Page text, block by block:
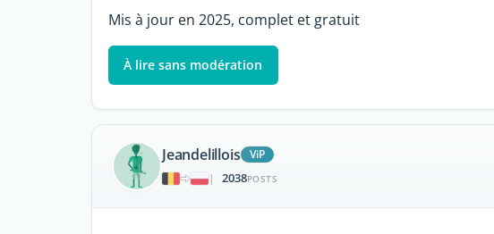
Mis à jour en 2025, complet et gratuit
À lire sans modération
Jeandelillois
ViP
|
2038POSTS